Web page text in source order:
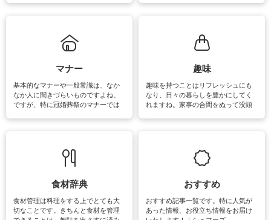
るお悩みを解消できるお役立ち情報
がたくさんあります。
マナー
基本的なマナーや一般常識は、なか
なか人に聞きづらいものですよね。
ですが、特に冠婚葬祭のマナーでは
趣味
趣味を持つことはリフレッシュにも
なり、日々の暮らしを豊かにしてく
れますね。家事の合間をぬって没頭
楽しめそうな趣味に関する情報をご
紹介しています。
食材辞典
食材管理は料理をする上でとても大
切なことです。きちんと食材を管理
おすすめ
おすすめ記事一覧です。特に人気が
あった情報、お役立ち情報をお届け